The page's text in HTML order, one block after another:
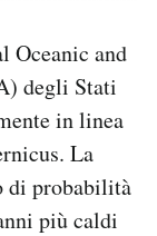
Oceanic and
degli Stati
in linea
La
di probabilità
più caldi